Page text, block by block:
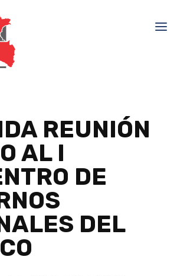
REUNIÓN
AL I
DE
DEL